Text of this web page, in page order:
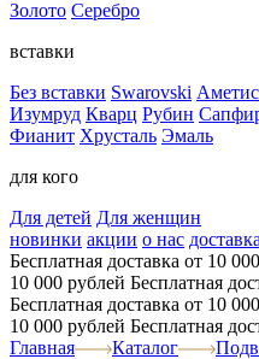
Золото Серебро
вставки
Без вставки Swarovski
Изумруд Кварц Рубин
Фианит Хрусталь Эмаль
для кого
Для детей Для женщин
новинки акции о нас
Бесплатная доставка от 10
10 000 рублей Бесплатная
Бесплатная доставка от 10
10 000 рублей Бесплатная
Главная
Каталог